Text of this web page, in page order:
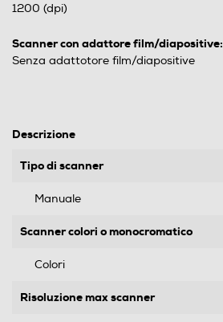
1200 (dpi)
Scanner con adattore film/diapositive:
Senza adattotore film/diapositive
Descrizione
Tipo di scanner
Manuale
Scanner colori o monocromatico
Colori
Risoluzione max scanner